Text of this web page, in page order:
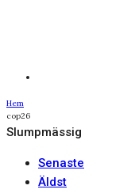
Hem
cop26
Slumpmässig
Senaste
Äldst